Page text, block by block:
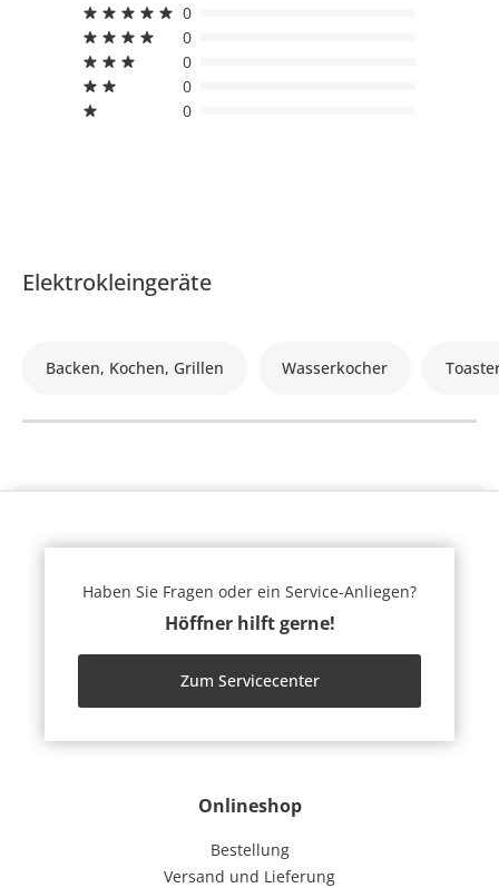
0
0
0
0
0
Elektrokleingeräte
Backen, Kochen, Grillen Wasserkocher
Onlineshop
Bestellung
Versand und Lieferung
Haben Sie Fragen oder ein Service-Anliegen?
Höffner hilft gerne!
Zum Servicecenter